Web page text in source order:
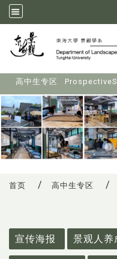
高中生专区
首页 高中生专区
宣传海报
景观人养